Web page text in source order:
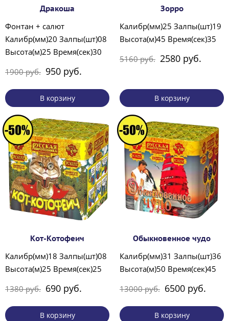
Дракоша
Фонтан + салют
Калибр(мм)20 Залпы(шт)08
Высота(м)25 Время(сек)30
1900 руб. 950 руб.
В корзину
Зорро
Калибр(мм)25 Залпы(шт)19
Высота(м)45 Время(сек)35
5160 руб. 2580 руб.
В корзину
Кот-Котофеич
Калибр(мм)18 Залпы(шт)08
Высота(м)25 Время(сек)25
1380 руб. 690 руб.
В корзину
Обыкновенное чудо
Калибр(мм)31 Залпы(шт)36
Высота(м)50 Время(сек)45
13000 руб. 6500 руб.
В корзину